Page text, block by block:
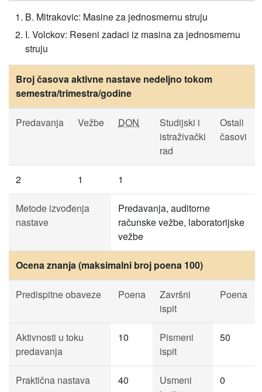
B. Mitrakovic: Masine za jednosmernu struju
I. Volckov: Reseni zadaci iz masina za jednosmernu
struju
Broj časova aktivne nastave nedeljno tokom
semestra/trimestra/godine
Predavanja Vežbe DON
Studijski i
istraživački
rad
Ostali
časovi
2 1 1
Metode izvođenja
nastave
Predavanja, auditorne
računske vežbe, laboratorijske
vežbe
Ocena znanja (maksimalni broj poena 100)
Predispitne obaveze Poena
Završni
ispit
Poena
Aktivnosti u toku
predavanja
10
Pismeni
ispit
50
Praktična nastava 40
Usmeni
0